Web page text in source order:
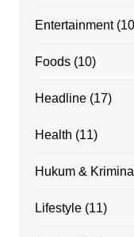
Entertainment
Foods(10)
Headline(17)
Health (11)
Hukum & Kriminal
Lifestyle(11)